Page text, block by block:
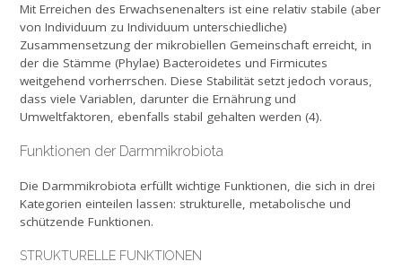
Mit Erreichen des Erwachsenenalters ist eine relativ stabile (aber
von Individuum zu Individuum unterschiedliche)
Zusammensetzung der mikrobiellen Gemeinschaft erreicht, in
der die Stämme (Phylae) Bacteroidetes und Firmicutes
weitgehend vorherrschen. Diese Stabilität setzt jedoch voraus,
dass viele Variablen, darunter die Ernährung und
Umweltfaktoren, ebenfalls stabil gehalten werden (4).
Funktionen der Darmmikrobiota
Die Darmmikrobiota erfüllt wichtige Funktionen, die sich in drei
Kategorien einteilen lassen: strukturelle, metabolische und
schützende Funktionen.
STRUKTURELLE FUNKTIONEN